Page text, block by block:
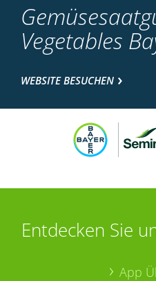
Vegetables
WEBSITE BESUCHEN
Entdecken Sie
App